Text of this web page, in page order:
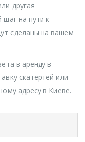
другая
шаг на пути к
сделаны на вашем
в аренду в
скатертей или
адресу в Киеве.